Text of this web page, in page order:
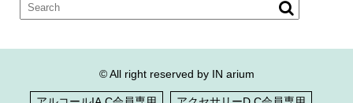
© All right reserved by IN arium